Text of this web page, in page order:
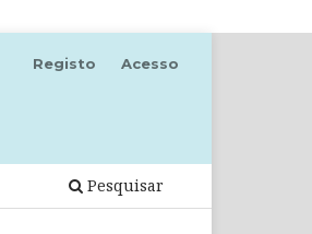
Pesquisar
Registo Acesso